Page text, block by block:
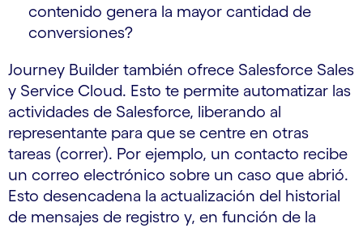
contenido genera la mayor cantidad de
conversiones?
Journey Builder también ofrece Salesforce Sales
y Service Cloud. Esto te permite automatizar las
actividades de Salesforce, liberando al
representante para que se centre en otras
tareas (correr). Por ejemplo, un contacto recibe
un correo electrónico sobre un caso que abrió.
Esto desencadena la actualización del historial
de mensajes de registro y, en función de la